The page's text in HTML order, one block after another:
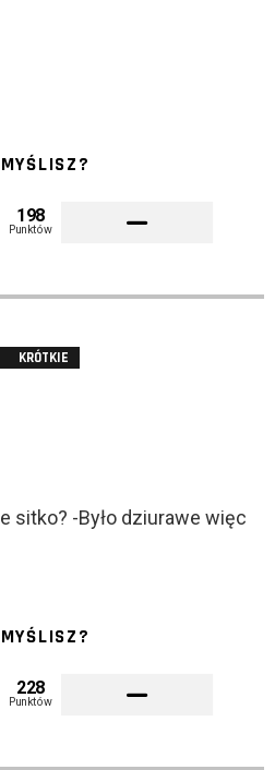
198
Punktów
KRÓTKIE
sitko? -Było dziurawe więc
228
Punktów